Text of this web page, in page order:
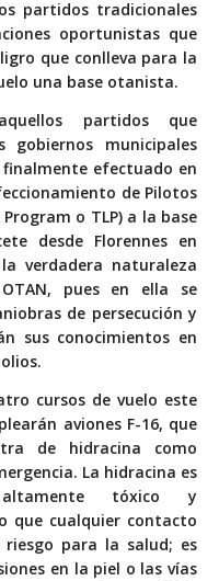
partidos tradicionales
oportunistas que
que conlleva para la
una base otanista.
partidos que
municipales
efectuado en
de Pilotos
o TLP) a la base
desde Florennes en
verdadera naturaleza
pues en ella se
de persecución y
sus conocimientos en
cursos de vuelo este
aviones F-16, que
de hidracina como
La hidracina es
tóxico y
que cualquier contacto
para la salud; es
en la piel o las vías